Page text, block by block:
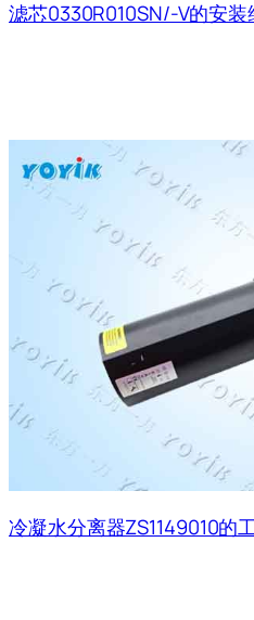
滤芯0330R010SN/-V的安
冷凝水分离器ZS1149010的